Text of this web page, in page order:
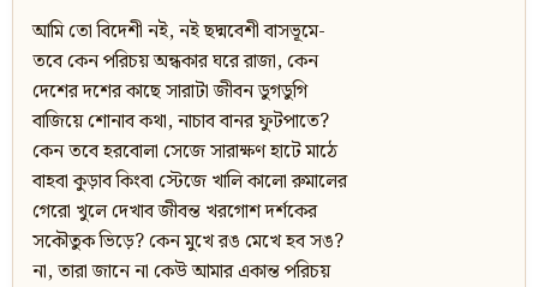
আমি তো বিদেশী নই, নই ছদ্মবেশী বাসভূমে-
তবে কেন পরিচয় অন্ধকার ঘরে রাজা, কেন
দেশের দশের কাছে সারাটা জীবন ডুগডুগি
বাজিয়ে শোনাব কথা, নাচাব বানর ফুটপাতে?
কেন তবে হরবোলা সেজে সারাক্ষণ হাটে মাঠে
বাহবা কুড়াব কিংবা স্টেজে খালি কালো রুমালের
গেরো খুলে দেখাব জীবন্ত খরগোশ দর্শকের
সকৌতুক ভিড়ে? কেন মুখে রঙ মেখে হব সঙ?
না, তারা জানে না কেউ আমার একান্ত পরিচয়